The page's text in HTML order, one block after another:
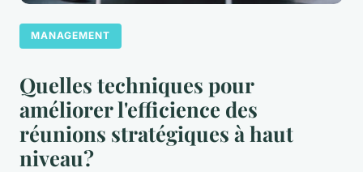
MANAGEMENT
Quelles techniques pour
améliorer l'efficience des
réunions stratégiques à haut
niveau?